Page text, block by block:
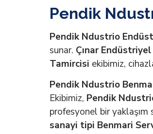
Pendik
Pendik Ndustrio
sunar. Çınar
Tamircisi ekibimiz,
Pendik Ndustrio
Ekibimiz, Pendik
profesyonel bir yaklaşım
sanayi tipi Benmari